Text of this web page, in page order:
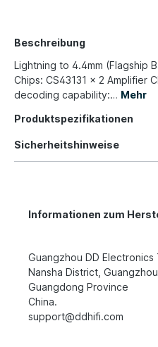
Beschreibung
Lightning to 4.4mm (Flagship
Chips: CS43131 x 2 Amplifier
decoding capability:… Mehr
Produktspezifikationen
Sicherheitshinweise
Informationen zum
Guangzhou DD
Nansha District,
Guangdong Province
China.
support@ddhifi.com